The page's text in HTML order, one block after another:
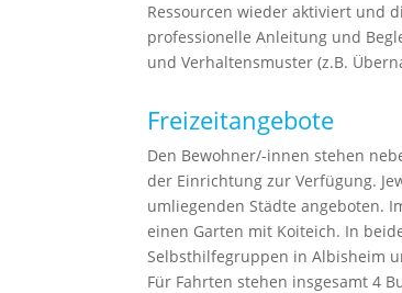
Ressourcen wieder aktiviert und
professionelle Anleitung und
und Verhaltensmuster (z.B.
Freizeitangebote
Den Bewohner/-innen stehen
der Einrichtung zur Verfügung.
umliegenden Städte angeboten.
einen Garten mit Koiteich. In
Selbsthilfegruppen in Albisheim
Für Fahrten stehen insgesamt 4